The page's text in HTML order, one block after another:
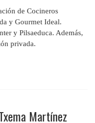
de Cocineros
y Gourmet Ideal.
y Pilsaeduca. Además,
privada.
Martínez